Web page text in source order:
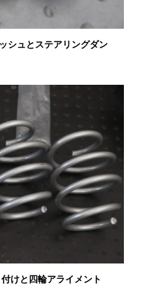
シュとステアリングダン
けと四輪アライメント